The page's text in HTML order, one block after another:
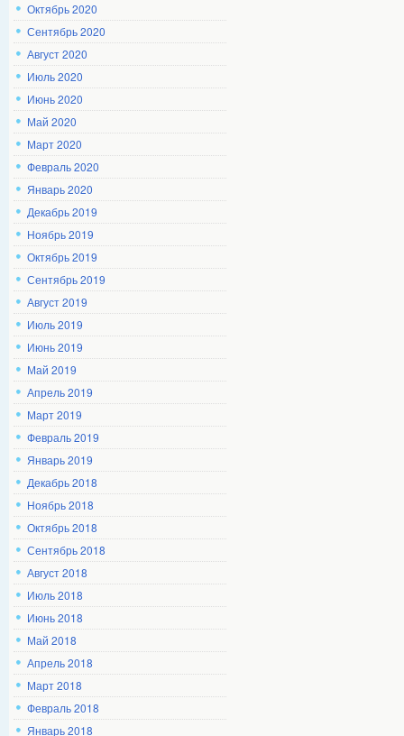
Октябрь 2020
Сентябрь 2020
Август 2020
Июль 2020
Июнь 2020
Май 2020
Март 2020
Февраль 2020
Январь 2020
Декабрь 2019
Ноябрь 2019
Октябрь 2019
Сентябрь 2019
Август 2019
Июль 2019
Июнь 2019
Май 2019
Апрель 2019
Март 2019
Февраль 2019
Январь 2019
Декабрь 2018
Ноябрь 2018
Октябрь 2018
Сентябрь 2018
Август 2018
Июль 2018
Июнь 2018
Май 2018
Апрель 2018
Март 2018
Февраль 2018
Январь 2018